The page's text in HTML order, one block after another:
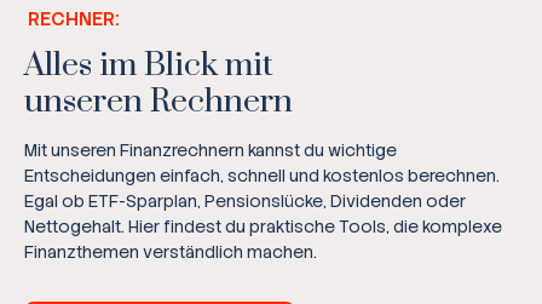
RECHNER:
Alles im Blick mit
unseren Rechnern
Mit unseren Finanzrechnern kannst du wichtige
Entscheidungen einfach, schnell und kostenlos berechnen.
Egal ob ETF-Sparplan, Pensionslücke, Dividenden oder
Nettogehalt. Hier findest du praktische Tools, die komplexe
Finanzthemen verständlich machen.